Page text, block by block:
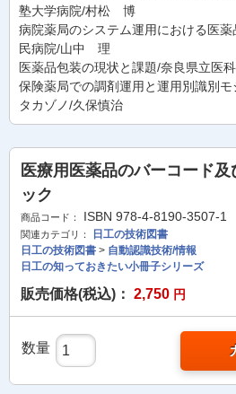
塾大学病院/村松 博
病院薬局のシステム運用における医
民病院/山中 理
医薬品包装の現状と課題/奈良県立医
保険薬局での調剤運用と運用別識別
タカゾノ/久保慎治
医療用医薬品のバーコード
ック
商品コード： ISBN 978-4-8190-3507-1
関連カテゴリ：
日工の技術図書
日工の技術図書 > 自動認識技術/情報
日工の知っておきたい小冊子シリーズ
販売価格(税込)： 2,750 円
数量